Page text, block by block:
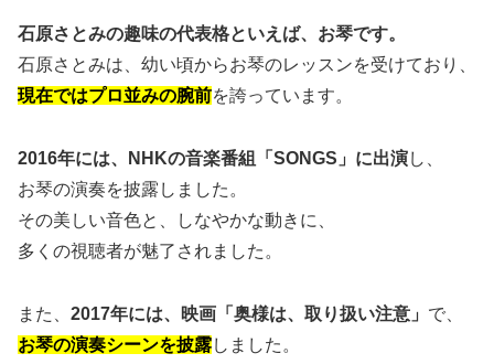
石原さとみの趣味の代表格といえば、お琴です。
石原さとみは、幼い頃からお琴のレッスンを受けており、
現在ではプロ並みの腕前を誇っています。
2016年には、NHKの音楽番組「SONGS」に出演し、
お琴の演奏を披露しました。
その美しい音色と、しなやかな動きに、
多くの視聴者が魅了されました。
また、 2017年には、映画「奥様は、取り扱い注意」 で、
お琴の演奏シーンを披露しました。